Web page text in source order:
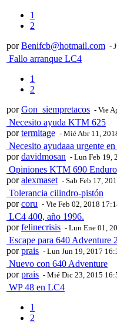
1
2
porBenifcb@hotmail.com -
Fallo arranque LC4
1
2
porGon_siempretacos - Vie
Necesito ayuda KTM 625
portermitage - Mié Abr 11,
Necesito ayudaaa urgente
pordavidmosan - Lun Feb 19,
Opiniones KTM 690
poralexmaset - Sab Feb 17,
Tolerancia cilindro-pistón
porcoru - Vie Feb 02, 2018
LC4 400, año 1996.
porfelinecrisis - Lun Ene 01,
Escape para 640 Adventure
porprais - Lun Jun 19, 2017
Nuevo con 640 Adventure
porprais - Mié Dic 23, 2015
WP 48 en LC4
1
2